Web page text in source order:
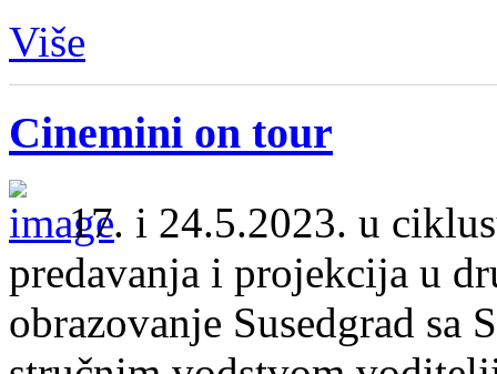
Više
Cinemini on tour
17. i 24.5.2023. u
predavanja i projekcija u
obrazovanje Susedgrad sa